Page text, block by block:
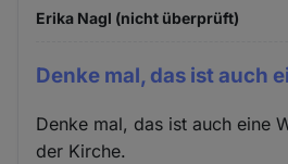
Erika Nagl (nicht überprüft)
Denke mal, das ist auch
Denke mal, das ist auch eine
der Kirche.